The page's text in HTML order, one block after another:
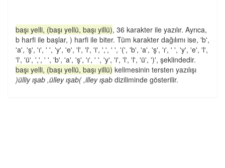
başı yelli, (başı yellü, başı yillü), 36 karakter ile yazılır. Ayrıca,
b harfi ile başlar, ) harfi ile biter. Tüm karakter dağılımı ise, 'b',
'a', 'ş', 'ı', ' ', 'y', 'e', 'l', 'l', 'i', ',', ' ', '(', 'b', 'a', 'ş', 'ı', ' ', 'y', 'e', 'l',
'l', 'ü', ',', ' ', 'b', 'a', 'ş', 'ı', ' ', 'y', 'i', 'l', 'l', 'ü', ')', şeklindedir.
başı yelli, (başı yellü, başı yillü) kelimesinin tersten yazılışı
)ülliy ışab ,ülley ışab( ,illey ışab diziliminde gösterilir.